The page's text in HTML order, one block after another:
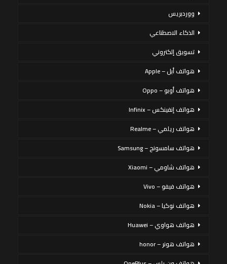
ووردبريس
الذكاء الاصطناعي
تسويق إلكتروني
هواتف أبل – Apple
هواتف أوبو – Oppo
هواتف إنفينكس – Infinix
هواتف ريلمي – Realme
هواتف سامسونج – Samsung
هواتف شاومي – Xiaomi
هواتف فيفو – Vivo
هواتف نوكيا – Nokia
هواتف هواوي – Huawei
هواتف هونر – honor